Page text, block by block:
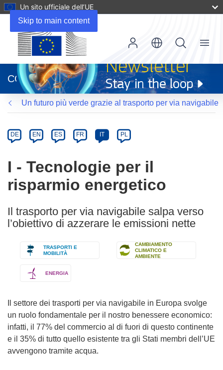
Skip to main content
Un sito ufficiale dell’UE
apre
in
una
nuova
finestra)
CORDIS
Menu
Un futuro più verde grazie al trasporto per via navigabile
Category
Article
available
the
following
languages:
DE EN ES FR IT PL
I - Tecnologie per il
risparmio energetico
Il trasporto per via navigabile salpa verso
l’obiettivo di azzerare le emissioni nette
TRASPORTI E
MOBILITÀ
CAMBIAMENTO
CLIMATICO E
AMBIENTE
ENERGIA
Il settore dei trasporti per via navigabile in Europa svolge
un ruolo fondamentale per il nostro benessere economico:
infatti, il 77% del commercio al di fuori di questo continente
e il 35% di tutto quello esistente tra gli Stati membri dell’UE
avvengono tramite acqua.